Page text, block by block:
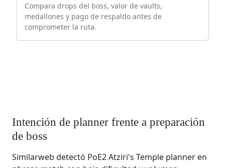
Compara drops del boss, valor de vaults,
medallones y pago de respaldo antes de
comprometer la ruta.
Intención de planner frente a preparación
de boss
Similarweb detectó PoE2 Atziri's Temple planner en